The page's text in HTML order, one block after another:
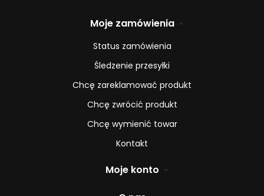
Moje zamówienia
Status zamówienia
Śledzenie przesyłki
Chcę zareklamować produkt
Chcę zwrócić produkt
Chcę wymienić towar
Kontakt
Moje konto